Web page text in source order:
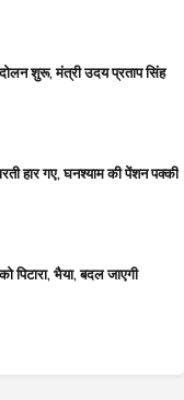
शुरू, मंत्री उदय प्रताप सिंह
हार गए, घनश्याम की पेंशन पक्की
पिटारा, भैया, बदल जाएगी